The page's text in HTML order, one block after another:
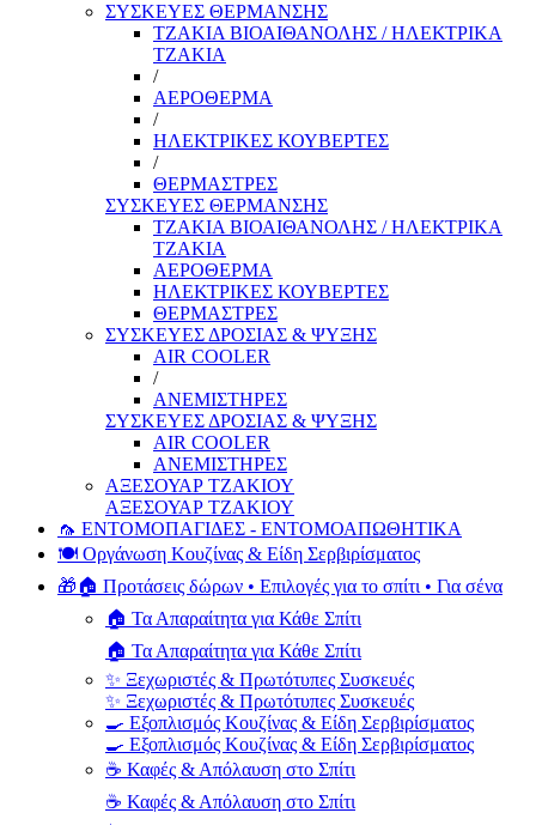
ΣΥΣΚΕΥΕΣ ΘΕΡΜΑΝΣΗΣ
ΤΖΑΚΙΑ ΒΙΟΑΙΘΑΝΟΛΗΣ / ΗΛΕΚΤΡΙΚΑ
ΤΖΑΚΙΑ
/
ΑΕΡΟΘΕΡΜΑ
/
ΗΛΕΚΤΡΙΚΕΣ ΚΟΥΒΕΡΤΕΣ
/
ΘΕΡΜΑΣΤΡΕΣ
ΣΥΣΚΕΥΕΣ ΘΕΡΜΑΝΣΗΣ
ΤΖΑΚΙΑ ΒΙΟΑΙΘΑΝΟΛΗΣ / ΗΛΕΚΤΡΙΚΑ
ΤΖΑΚΙΑ
ΑΕΡΟΘΕΡΜΑ
ΗΛΕΚΤΡΙΚΕΣ ΚΟΥΒΕΡΤΕΣ
ΘΕΡΜΑΣΤΡΕΣ
ΣΥΣΚΕΥΕΣ ΔΡΟΣΙΑΣ & ΨΥΞΗΣ
AIR COOLER
/
ΑΝΕΜΙΣΤΗΡΕΣ
ΣΥΣΚΕΥΕΣ ΔΡΟΣΙΑΣ & ΨΥΞΗΣ
AIR COOLER
ΑΝΕΜΙΣΤΗΡΕΣ
ΑΞΕΣΟΥΑΡ ΤΖΑΚΙΟΥ
ΑΞΕΣΟΥΑΡ ΤΖΑΚΙΟΥ
🦟 ΕΝΤΟΜΟΠΑΓΙΔΕΣ - ΕΝΤΟΜΟΑΠΩΘΗΤΙΚΑ
🍽️ Οργάνωση Κουζίνας & Είδη Σερβιρίσματος
🎁🏠 Προτάσεις δώρων • Επιλογές για το σπίτι • Για σένα
🏠 Τα Απαραίτητα για Κάθε Σπίτι
🏠 Τα Απαραίτητα για Κάθε Σπίτι
✨ Ξεχωριστές & Πρωτότυπες Συσκευές
✨ Ξεχωριστές & Πρωτότυπες Συσκευές
🍳 Εξοπλισμός Κουζίνας & Είδη Σερβιρίσματος
🍳 Εξοπλισμός Κουζίνας & Είδη Σερβιρίσματος
☕ Καφές & Απόλαυση στο Σπίτι
☕ Καφές & Απόλαυση στο Σπίτι